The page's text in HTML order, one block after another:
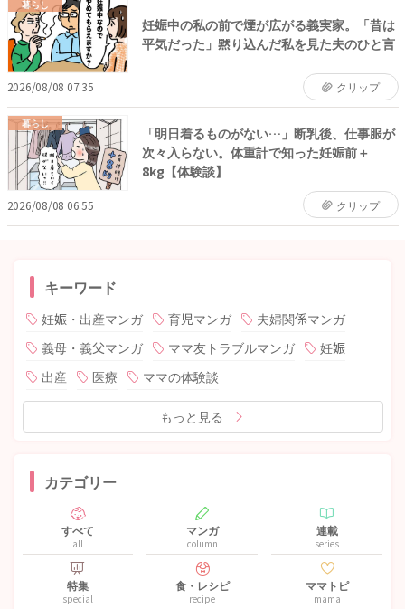
暮らし
妊娠中の私の前で煙が広がる義実家。「昔は
平気だった」黙り込んだ私を見た夫のひと言
2026/08/08 07:35 クリップ
暮らし
「明日着るものがない…」断乳後、仕事服が
次々入らない。体重計で知った妊娠前＋
8kg【体験談】
2026/08/08 06:55 クリップ
キーワード
妊娠・出産マンガ 育児マンガ
夫婦関係マンガ
義母・義父マンガ
ママ友トラブルマンガ
妊娠
出産
医療 ママの体験談
もっと見る
カテゴリー
すべて
all
マンガ
column
連載
series
特集
special
食・レシピ
recipe
ママトピ
mama